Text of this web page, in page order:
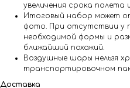
увеличения срока полета
Итоговый набор может
фото. При отсутствии у
необходимой формы и
ближайший похожий.
Воздушные шары нельзя
транспортировочном
Доставка